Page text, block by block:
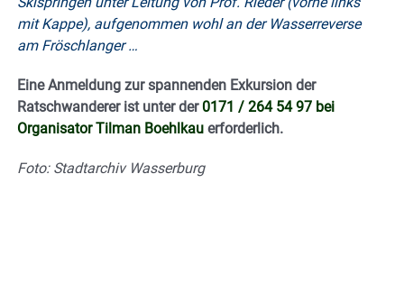
mit Kappe), aufgenommen wohl an der Wasserreverse
am Fröschlanger …
Eine Anmeldung zur spannenden Exkursion der
Ratschwanderer ist unter der0171 / 264 54 97 bei
Organisator Tilman Boehlkau erforderlich.
Foto: Stadtarchiv Wasserburg